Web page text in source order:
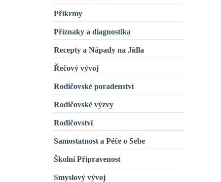
Příkrmy
Příznaky a diagnostika
Recepty a Nápady na Jídla
Řečový vývoj
Rodičovské poradenství
Rodičovské výzvy
Rodičovství
Samostatnost a Péče o Sebe
Školní Připravenost
Smyslový vývoj